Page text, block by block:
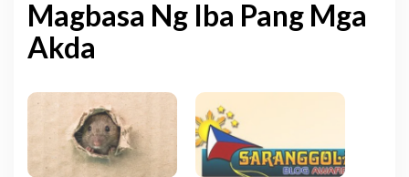
Magbasa Ng Iba Pang Mga
Akda